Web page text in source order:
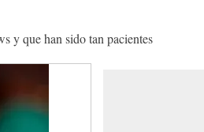
y que han sido tan pacientes